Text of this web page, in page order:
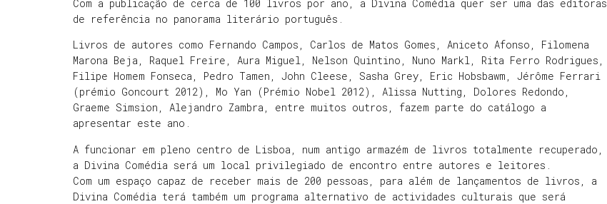
Com a publicação de cerca de 100 livros por ano, a Divina Comédia quer ser uma das editoras
de referência no panorama literário português.
Livros de autores como Fernando Campos, Carlos de Matos Gomes, Aniceto Afonso, Filomena
Marona Beja, Raquel Freire, Aura Miguel, Nelson Quintino, Nuno Markl, Rita Ferro Rodrigues,
Filipe Homem Fonseca, Pedro Tamen, John Cleese, Sasha Grey, Eric Hobsbawm, Jérôme Ferrari
(prémio Goncourt 2012), Mo Yan (Prémio Nobel 2012), Alissa Nutting, Dolores Redondo,
Graeme Simsion, Alejandro Zambra, entre muitos outros, fazem parte do catálogo a
apresentar este ano.
A funcionar em pleno centro de Lisboa, num antigo armazém de livros totalmente recuperado,
a Divina Comédia será um local privilegiado de encontro entre autores e leitores.
Com um espaço capaz de receber mais de 200 pessoas, para além de lançamentos de livros, a
Divina Comédia terá também um programa alternativo de actividades culturais que será